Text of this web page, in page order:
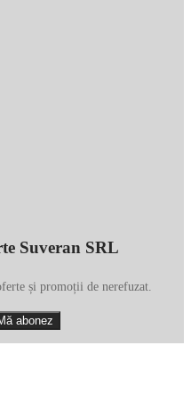
Suveran SRL
și promoții de nerefuzat.